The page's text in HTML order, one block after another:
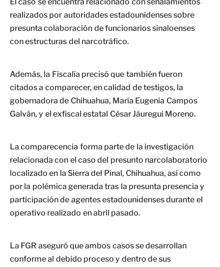
realizados por autoridades estadounidenses sobre
presunta colaboración de funcionarios sinaloenses
con estructuras del narcotráfico.
Además, la Fiscalía precisó que también fueron
citados a comparecer, en calidad de testigos, la
gobernadora de Chihuahua, María Eugenia Campos
Galván, y el exfiscal estatal César Jáuregui Moreno.
La comparecencia forma parte de la investigación
relacionada con el caso del presunto narcolaboratorio
localizado en la Sierra del Pinal, Chihuahua, así como
por la polémica generada tras la presunta presencia y
participación de agentes estadounidenses durante el
operativo realizado en abril pasado.
La FGR aseguró que ambos casos se desarrollan
conforme al debido proceso y dentro de sus